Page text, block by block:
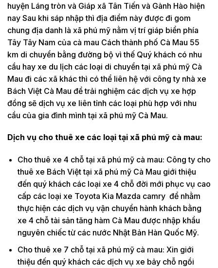
huyện Láng tròn và Giáp xã Tân Tiến và Gành Hào hiện
nay Sau khi sáp nhập thì địa điểm này được đi gom
chung địa danh là xã phú mỹ nằm vị trí giáp biển phía
Tây Tây Nam của cà mau Cách thành phố Cà Mau 55
km di chuyển bằng đường bộ vì thế Quý khách có nhu
cầu hay xe du lịch các loại di chuyển tại xã phú mỹ Cà
Mau đi các xã khác thì có thể liên hệ với công ty nhà xe
Bách Việt Cà Mau để trải nghiệm các dịch vụ xe hợp
đồng sẽ dịch vụ xe liên tỉnh các loại phù hợp với nhu
cầu của gia đình mình tại xã phú mỹ Cà Mau.
Dịch vụ cho thuê xe các loại tại xã phú mỹ cà mau:
Cho thuê xe 4 chỗ tại xã phú mỹ cà mau: Công ty cho
thuê xe Bách Việt tại xã phú mỹ Cà Mau giới thiệu
đến quý khách các loại xe 4 chỗ đời mới phục vụ cao
cấp các loại xe Toyota Kia Mazda camry để nhằm
thực hiện các dịch vụ vận chuyển hành khách bằng
xe 4 chỗ tài sản tăng hàm Cà Mau được nhập khẩu
nguyên chiếc từ các nước Nhật Bản Hàn Quốc Mỹ.
Cho thuê xe 7 chỗ tại xã phú mỹ cà mau: Xin giới
thiệu đến quý khách các dịch vụ xe bảy chỗ ngồi